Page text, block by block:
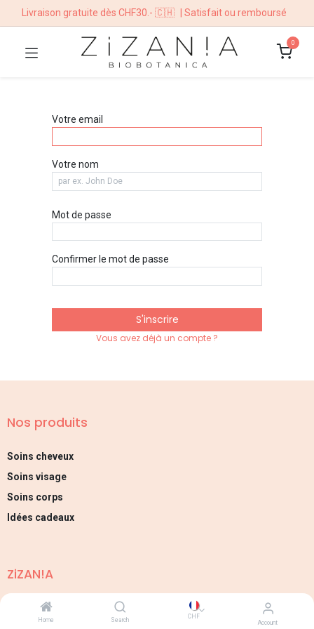
Home Search
CHF
Account
Livraison gratuite dès CHF30.- 🇨🇭 | Satisfait ou remboursé
0
Votre email
Votre nom
Mot de passe
Confirmer le mot de passe
S'inscrire
Vous avez déjà un compte ?
Nos produits
Soins cheveux
Soins visage
Soins corps
Idées cadeaux
ZiZAN!A
Notre mission